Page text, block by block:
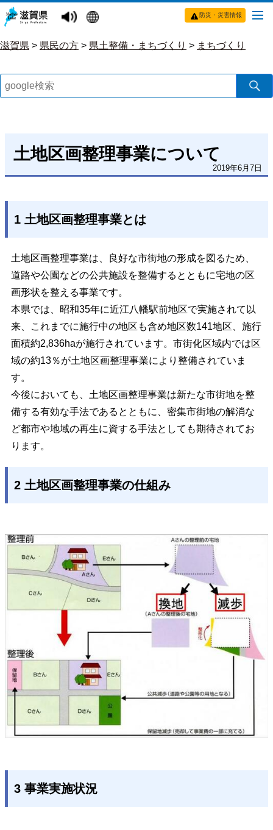
防災・災害情報
滋賀県 > 県民の方 > 県土整備・まちづくり > まちづくり
土地区画整理事業について
2019年6月7日
1 土地区画整理事業とは
土地区画整理事業は、良好な市街地の形成を図るため、
道路や公園などの公共施設を整備するとともに宅地の区
画形状を整える事業です。
本県では、昭和35年に近江八幡駅前地区で実施されて以
来、これまでに施行中の地区も含め地区数141地区、施行
面積約2,836haが施行されています。市街化区域内では区
域の約13％が土地区画整理事業により整備されていま
す。
今後においても、土地区画整理事業は新たな市街地を整
備する有効な手法であるとともに、密集市街地の解消な
ど都市や地域の再生に資する手法としても期待されてお
ります。
2 土地区画整理事業の仕組み
3 事業実施状況